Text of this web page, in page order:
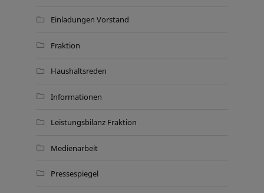
Einladungen Vorstand
Fraktion
Haushaltsreden
Informationen
Leistungsbilanz Fraktion
Medienarbeit
Pressespiegel